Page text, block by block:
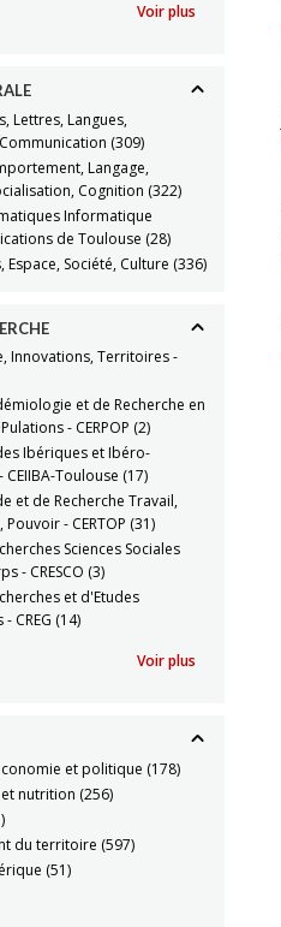
Voir plus
Lettres, Langues,
(309)
Langage,
Cognition (322)
Informatique
de Toulouse (28)
Espace, Société, Culture (336)
Innovations, Territoires -
et de Recherche en
- CERPOP (2)
Ibériques et Ibéro-
Toulouse (17)
et de Recherche Travail,
- CERTOP (31)
Sciences Sociales
- CRESCO (3)
et d'Etudes
CREG (14)
Voir plus
et politique (178)
nutrition (256)
du territoire (597)
(51)